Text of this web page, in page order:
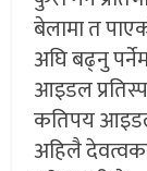
बेलामा त
अघि बढ्नु
आइडल
कतिपय
अहिलै